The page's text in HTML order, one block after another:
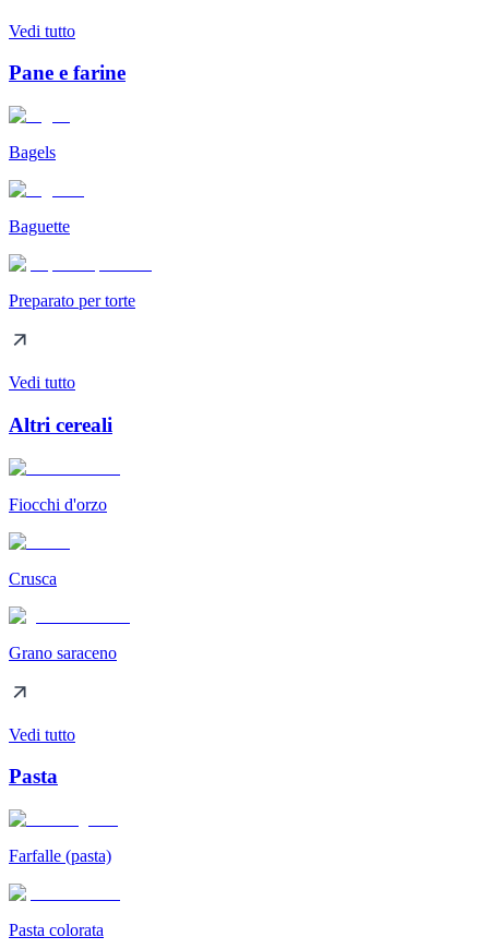
Vedi tutto
Pane e farine
Bagels
Baguette
Preparato per torte
Vedi tutto
Altri cereali
Fiocchi d'orzo
Crusca
Grano saraceno
Vedi tutto
Pasta
Farfalle (pasta)
Pasta colorata